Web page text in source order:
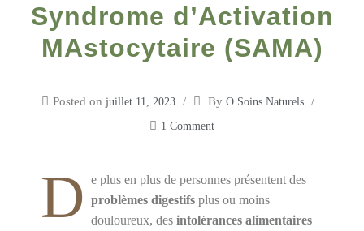
Syndrome d’Activation
MAstocytaire (SAMA)
Posted on juillet 11, 2023 By O Soins Naturels
1 Comment
D
e plus en plus de personnes présentent des
problèmes digestifs plus ou moins
douloureux, desintolérances alimentaires